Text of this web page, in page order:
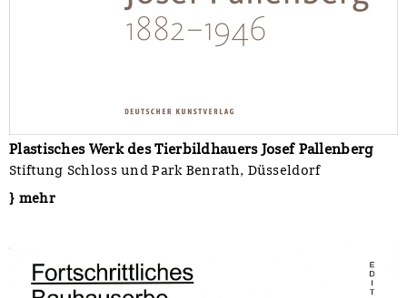
Plastisches Werk des Tierbildhauers Josef Pallenberg
Stiftung Schloss und Park Benrath, Düsseldorf
} mehr